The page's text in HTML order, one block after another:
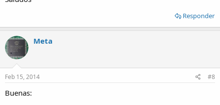
Responder
Meta
Feb 15, 2014 #8
Buenas: